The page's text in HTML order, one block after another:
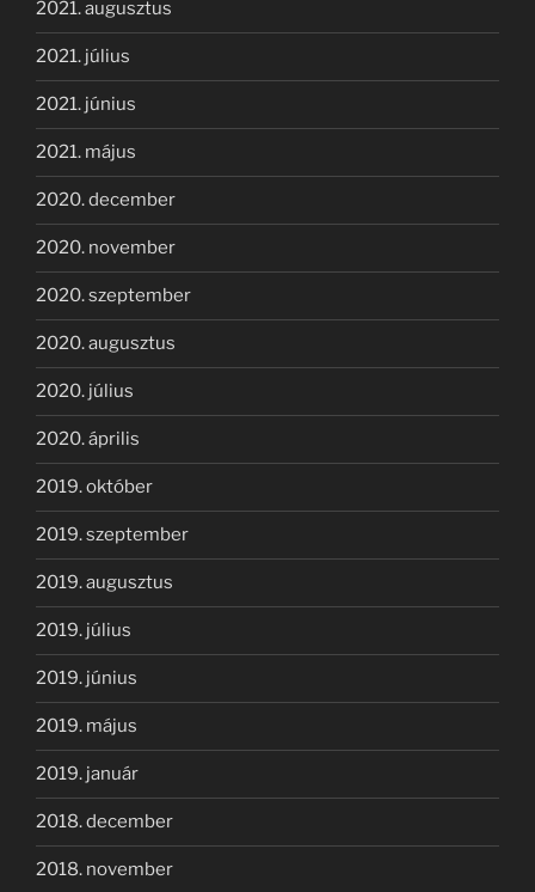
2021. augusztus
2021. július
2021. június
2021. május
2020. december
2020. november
2020. szeptember
2020. augusztus
2020. július
2020. április
2019. október
2019. szeptember
2019. augusztus
2019. július
2019. június
2019. május
2019. január
2018. december
2018. november